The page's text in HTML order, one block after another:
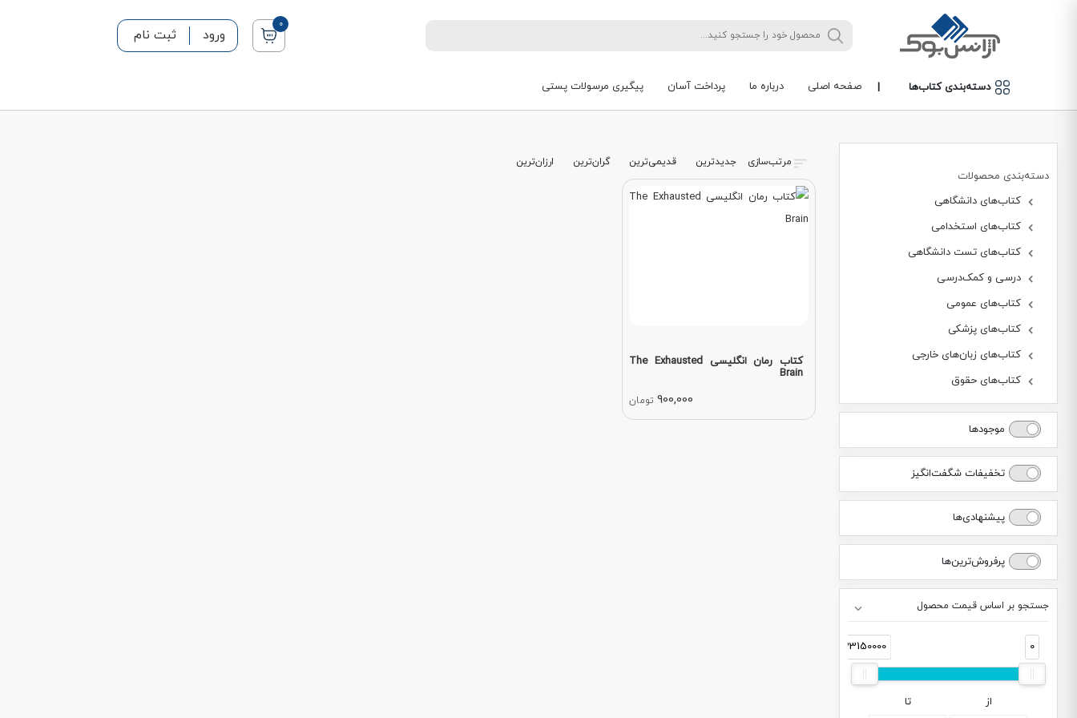
0
ورود ثبت نام
دسته‌بندی کتاب‌ها | صفحه اصلی درباره ما پرداخت آسان پیگیری مرسولات پستی
دسته‌بندی محصولات
کتاب‌های دانشگاهی
کتاب‌های استخدامی
کتاب‌های تست دانشگاهی
درسی و کمک‌درسی
کتاب‌های عمومی
کتاب‌های پزشکی
کتاب‌های زبان‌های خارجی
کتاب‌های حقوق
موجودها
تخفیفات شگفت‌انگیز
پیشنهادی‌ها
پرفروش‌ترین‌ها
جستجو بر اساس قیمت محصول
0
33150000
از تا
مرتب‌سازی جدیدترین قدیمی‌ترین گران‌ترین ارزان‌ترین
کتاب رمان انگلیسی The Exhausted
Brain
900,000 تومان